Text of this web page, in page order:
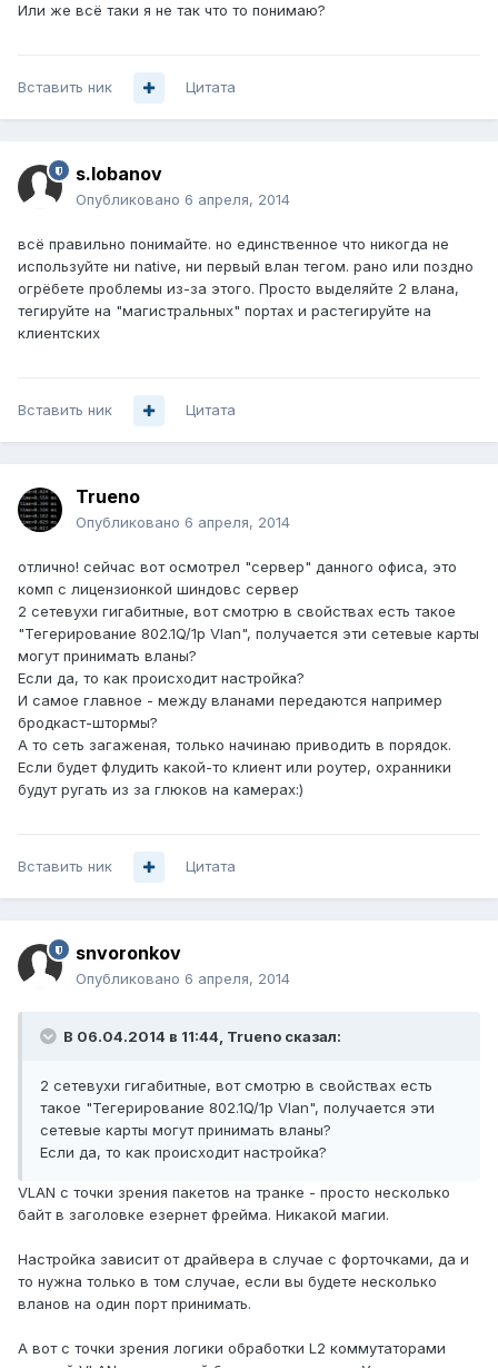
Или же всё таки я не так что то понимаю?
Вставить ник Цитата
s.lobanov
Опубликовано 6 апреля, 2014
всё правильно понимайте. но единственное что никогда не
используйте ни native, ни первый влан тегом. рано или поздно
огрёбете проблемы из-за этого. Просто выделяйте 2 влана,
тегируйте на "магистральных" портах и растегируйте на
клиентских
Вставить ник Цитата
Trueno
Опубликовано 6 апреля, 2014
отлично! сейчас вот осмотрел "сервер" данного офиса, это
комп с лицензионкой шиндовс сервер
2 сетевухи гигабитные, вот смотрю в свойствах есть такое
"Тегерирование 802.1Q/1p Vlan", получается эти сетевые карты
могут принимать вланы?
Если да, то как происходит настройка?
И самое главное - между вланами передаются например
бродкаст-штормы?
А то сеть загаженая, только начинаю приводить в порядок.
Если будет флудить какой-то клиент или роутер, охранники
будут ругать из за глюков на камерах:)
Вставить ник Цитата
snvoronkov
Опубликовано 6 апреля, 2014
В 06.04.2014 в 11:44, Trueno сказал:
2 сетевухи гигабитные, вот смотрю в свойствах есть
такое "Тегерирование 802.1Q/1p Vlan", получается эти
сетевые карты могут принимать вланы?
Если да, то как происходит настройка?
VLAN с точки зрения пакетов на транке - просто несколько
байт в заголовке езернет фрейма. Никакой магии.
Настройка зависит от драйвера в случае с форточками, да и
то нужна только в том случае, если вы будете несколько
вланов на один порт принимать.
А вот с точки зрения логики обработки L2 коммутаторами